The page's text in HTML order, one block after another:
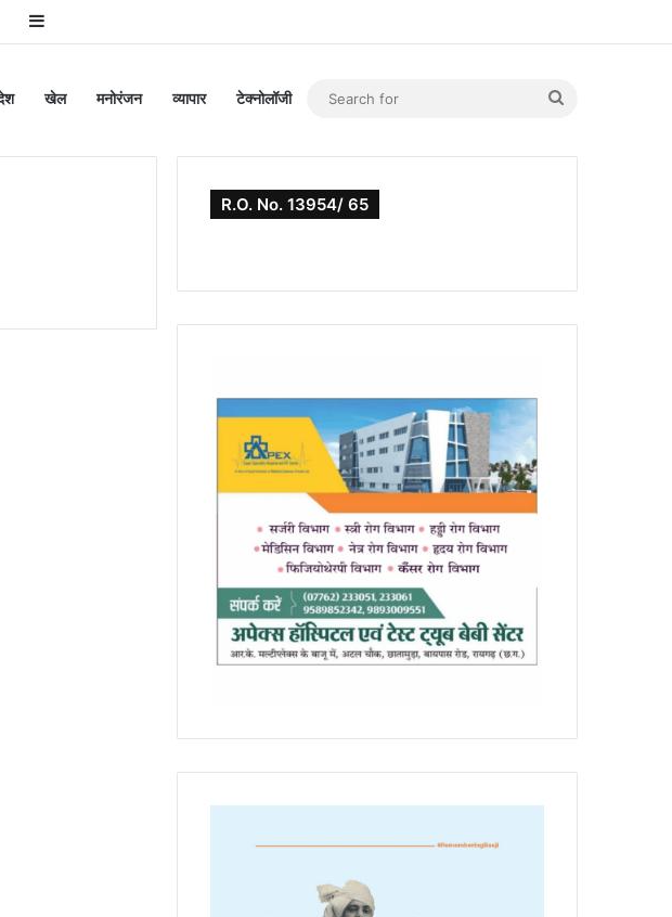
Sidebar
खेल मनोरंजन व्यापार टेक्नोलॉजी
R.O. No. 13954/ 65